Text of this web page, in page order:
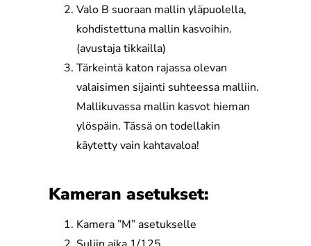
Valo B suoraan mallin yläpuolella,
kohdistettuna mallin kasvoihin.
(avustaja tikkailla)
Tärkeintä katon rajassa olevan
valaisimen sijainti suhteessa malliin.
Mallikuvassa mallin kasvot hieman
ylöspäin. Tässä on todellakin
käytetty vain kahtavaloa!
Kameran asetukset:
Kamera ”M” asetukselle